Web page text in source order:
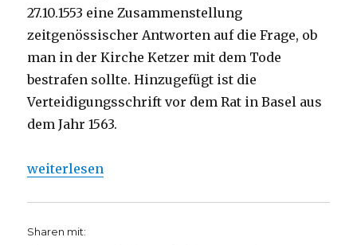
27.10.1553 eine Zusammenstellung
zeitgenössischer Antworten auf die Frage, ob
man in der Kirche Ketzer mit dem Tode
bestrafen sollte. Hinzugefügt ist die
Verteidigungsschrift vor dem Rat in Basel aus
dem Jahr 1563.
„Dekonstruktion der Geschichte, Rezension von
weiterlesen
Sharen mit: